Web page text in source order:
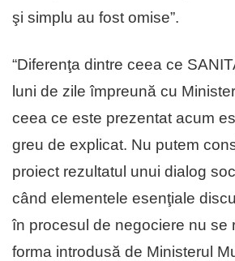
şi simplu au fost omise”.
“Diferenţa dintre ceea ce
luni de zile împreună cu
ceea ce este prezentat acum
greu de explicat. Nu putem
proiect rezultatul unui dialog
când elementele esenţiale
în procesul de negociere nu se
forma introdusă de Ministerul